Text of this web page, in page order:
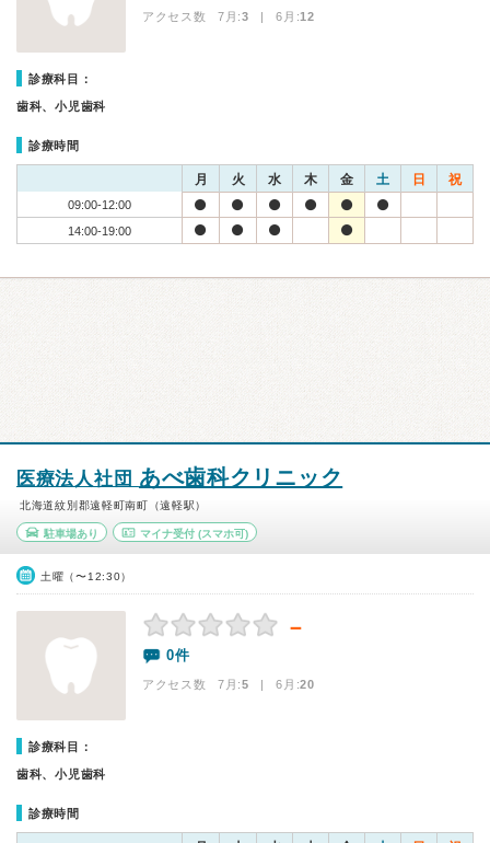
アクセス数 7月:3 | 6月:12
診療科目：
歯科、小児歯科
診療時間
月 火 水 木 金 土 日 祝
09:00-12:00
14:00-19:00
医療法人社団 あべ歯科クリニック
北海道紋別郡遠軽町南町（遠軽駅）
駐車場あり マイナ受付(スマホ可)
土曜（〜12:30）
－
0件
アクセス数 7月:5 | 6月:20
診療科目：
歯科、小児歯科
診療時間